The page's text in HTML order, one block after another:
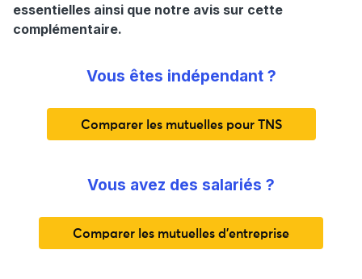
essentielles ainsi que notre avis sur cette
complémentaire.
Vous êtes indépendant ?
Comparer les mutuelles pour TNS
Vous avez des salariés ?
Comparer les mutuelles d'entreprise